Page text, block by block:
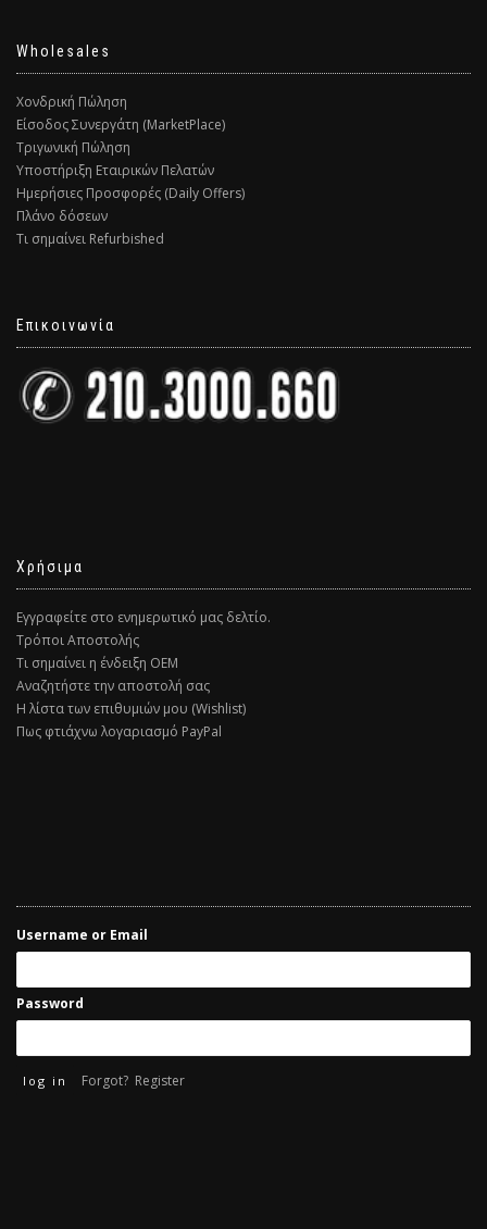
Wholesales
Χονδρική Πώληση
Είσοδος Συνεργάτη (MarketPlace)
Τριγωνική Πώληση
Υποστήριξη Εταιρικών Πελατών
Ημερήσιες Προσφορές (Daily Offers)
Πλάνο δόσεων
Τι σημαίνει Refurbished
Επικοινωνία
Χρήσιμα
Εγγραφείτε στο ενημερωτικό μας δελτίο.
Τρόποι Αποστολής
Τι σημαίνει η ένδειξη ΟΕΜ
Αναζητήστε την αποστολή σας
Η λίστα των επιθυμιών μου (Wishlist)
Πως φτιάχνω λογαριασμό PayPal
Username or Email
Password
Forgot? Register